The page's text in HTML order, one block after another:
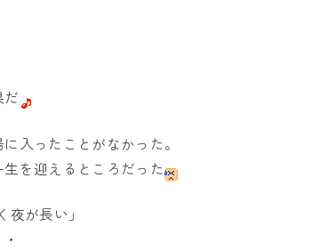
入ったことがなかった。
を迎えるところだった
が長い」